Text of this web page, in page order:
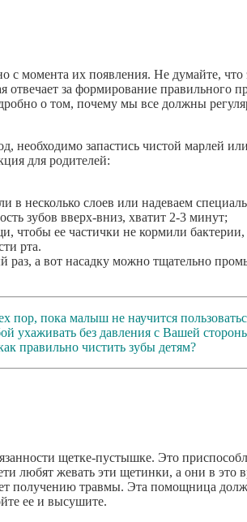
с момента их появления. Не думайте,
за формирование правильного
о том, почему мы все должны
необходимо запастись чистой марлей
для родителей:
в несколько слоев или надеваем
зубов вверх-вниз, хватит 2-3 минут;
чтобы ее частички не кормили бактерии,
рта.
а вот насадку можно тщательно
пор, пока малыш не научится
ухаживать без давления с Вашей
правильно чистить зубы детям?
щетке-пустышке. Это
любят жевать эти щетинки, а они в это
получению травмы. Эта помощница
ее и высушите.